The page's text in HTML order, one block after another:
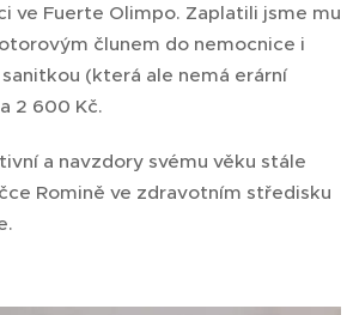
ve Fuerte Olimpo. Zaplatili jsme mu
člunem do nemocnice i
(která ale nemá erární
2 600 Kč.
a navzdory svému věku stále
Romině ve zdravotním středisku